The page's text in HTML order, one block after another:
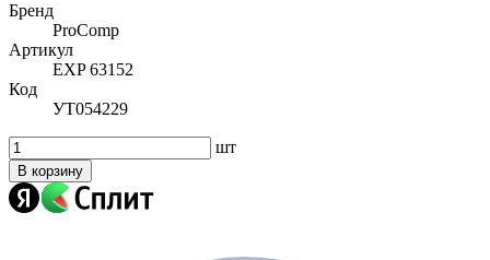
Бренд
ProComp
Артикул
EXP 63152
Код
УТ054229
шт
В корзину